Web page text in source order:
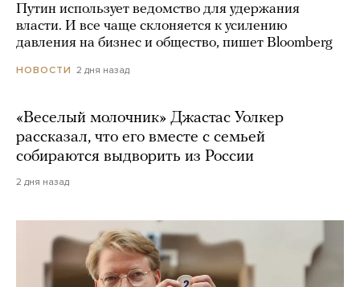
Путин использует ведомство для удержания
власти. И все чаще склоняется к усилению
давления на бизнес и общество, пишет Bloomberg
НОВОСТИ 2 дня назад
«Веселый молочник» Джастас Уолкер
рассказал, что его вместе с семьей
собираются выдворить из России
2 дня назад